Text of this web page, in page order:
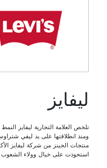
ليفايز
تلخص العلامة التجارية ليفايز
منتجات الجينز من شركة ليفايز
استحوذت على خيال وولاء الشعوب